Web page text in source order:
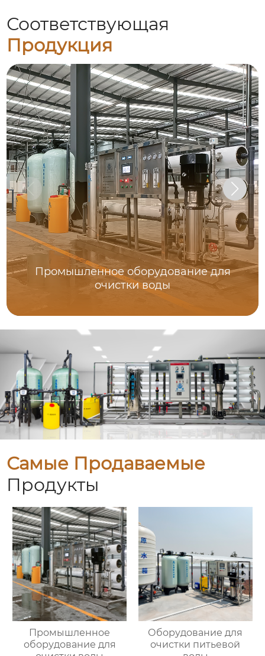
Соответствующая
Продукция
Промышленное оборудование для
очистки воды
Самые Продаваемые
Продукты
Промышленное
оборудование для
Оборудование для
очистки питьевой